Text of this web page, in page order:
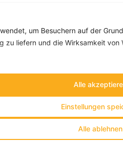
um Besuchern auf der
zu liefern und die Wirksamkeit von
Alle ablehnen
Einstellungen
Alle